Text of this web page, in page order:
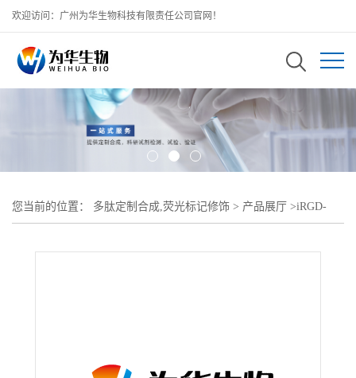
欢迎访问：广州为华生物科技有限责任公司官网！
您当前的位置： 多肽定制合成,荧光标记修饰 > 产品展厅 >iRGD-